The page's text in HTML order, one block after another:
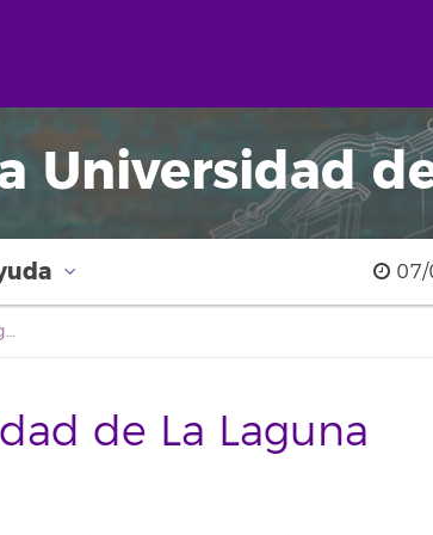
Universidad
Boletín Oficial de la Universidad de La Laguna
de La Laguna